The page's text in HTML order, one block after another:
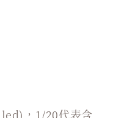
，1/20代表含